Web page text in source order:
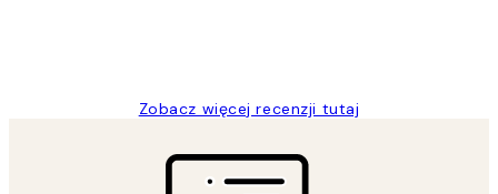
Zobacz więcej recenzji tutaj